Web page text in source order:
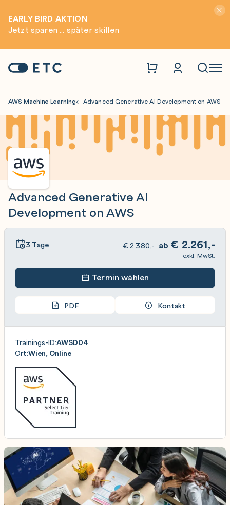
EARLY BIRD AKTION
Jetzt sparen ... später skillen
Startseite: ETC
AWS Machine Learning Advanced Generative AI Development on AWS
Advanced Generative AI
Development on AWS
3 Tage €2.380,- ab € 2.261,-
exkl. MwSt.
Termin wählen
PDF Kontakt
Trainings-ID:AWSD04
Ort:Wien, Online